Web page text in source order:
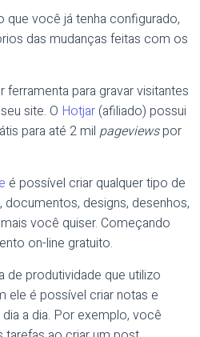
que você já tenha configurado,
das mudanças feitas com os
ferramenta para gravar visitantes
site. O Hotjar (afiliado) possui
para até 2 mil pageviewspor
é possível criar qualquer tipo de
designs, desenhos,
você quiser. Começando
on-line gratuito.
de produtividade que utilizo
ele é possível criar notas e
a dia. Por exemplo, você